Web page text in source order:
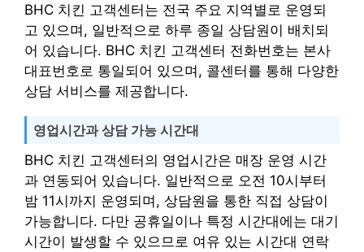
BHC 치킨 고객센터는 전국 주요 지역별로 운영되
고 있으며, 일반적으로 하루 종일 상담원이 배치되
어 있습니다. BHC 치킨 고객센터 전화번호는 본사
대표번호로 통일되어 있으며, 콜센터를 통해 다양한
상담 서비스를 제공합니다.
영업시간과 상담 가능 시간대
BHC 치킨 고객센터의 영업시간은 매장 운영 시간
과 연동되어 있습니다. 일반적으로 오전 10시부터
밤 11시까지 운영되며, 상담원을 통한 직접 상담이
가능합니다. 다만 공휴일이나 특정 시간대에는 대기
시간이 발생할 수 있으므로 여유 있는 시간대 연락